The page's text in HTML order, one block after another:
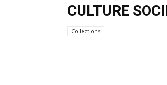
CULTURE
Collections